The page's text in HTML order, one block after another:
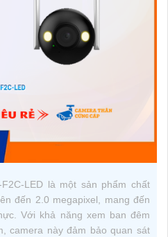
LED là một sản phẩm chất
đến 2.0 megapixel, mang đến
Với khả năng xem ban đêm
camera này đảm bảo quan sát